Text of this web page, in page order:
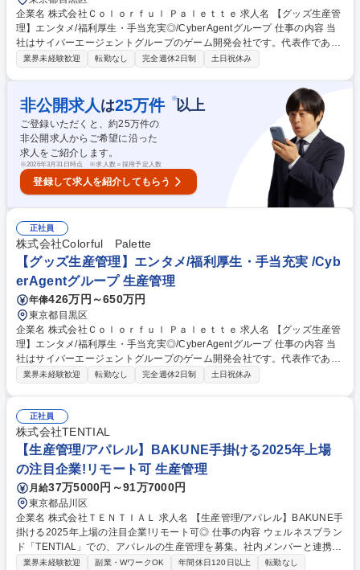
企業名 株式会社Ｃｏｌｏｒｆｕｌ Ｐａｌｅｔｔｅ 求人名 【グッズ生産管
理】エンタメ/福利厚生・手当充実◎/CyberAgentグループ 仕事の内容 当
社はサイバーエージェントグループのゲーム開発会社です。代表作である
『プロジェクトセカイ カラフルステージ！ feat. 初音ミク』の開発・運営
クターグッズの製造・納品まで、見積調整や価格・納期交渉、工場選定を
含め一貫して携わっていただきます。 【具体的には】■グッズの見積も
り・入稿・納品までの一連の業務 ■サプライヤーハンドリングやコスト・
納期の交渉 ■発注書・請求書の対応や商品企画・製造ライン調整 募集職種
【グッズ生産管理】エンタメ/福利厚生・手当充実◎/CyberAgentグループ
業界未経験歓迎 転勤なし 完全週休2日制 土日祝休み
非公開求人 は25万件 ※以上
ご登録いただくと、約25万件の
非公開求人からご希望に沿った
求人をご紹介します。
※2026年3月31日時点 ※求人数＝採用予定人数
登録して求人を紹介してもらう
正社員
株式会社Colorful Palette
【グッズ生産管理】エンタメ/福利厚生・手当充実 /Cyb
erAgentグループ 生産管理
年俸426万円～650万円
東京都目黒区
企業名 株式会社Ｃｏｌｏｒｆｕｌ Ｐａｌｅｔｔｅ 求人名 【グッズ生産管
理】エンタメ/福利厚生・手当充実◎/CyberAgentグループ 仕事の内容 当
社はサイバーエージェントグループのゲーム開発会社です。代表作である
『プロジェクトセカイ カラフルステージ！ feat. 初音ミク』の開発・運営
含め一貫して携わっていただきます。 【具体的には】■グッズの見積も
り・入稿・納品までの一連の業務 ■サプライヤーハンドリングやコスト・
納期の交渉 ■発注書・請求書の対応や商品企画・製造ライン調整 募集職種
【グッズ生産管理】エンタメ/福利厚生・手当充実◎/CyberAgentグループ
業界未経験歓迎 転勤なし 完全週休2日制 土日祝休み
正社員
株式会社TENTIAL
【生産管理/アパレル】BAKUNE手掛ける2025年上場
の注目企業!リモート可 生産管理
月給37万5000円～91万7000円
東京都品川区
企業名 株式会社ＴＥＮＴＩＡＬ 求人名 【生産管理/アパレル】BAKUNE手
掛ける2025年上場の注目企業!リモート可◎ 仕事の内容 ウェルネスブラン
ド「TENTIAL」での、アパレルの生産管理を募集。社内メンバーと連携
し、サプライヤーとの生産管理/商品ローンチまでの社内接続/生産戦略の
業界未経験歓迎 副業・WワークOK 年間休日120日以上
転勤なし